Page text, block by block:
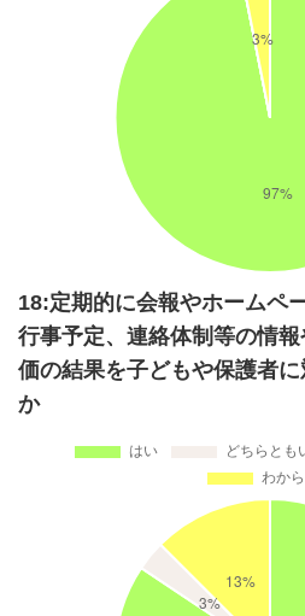
18:定期的に会報やホームペ
行事予定、連絡体制等の情
価の結果を子どもや保護者
か